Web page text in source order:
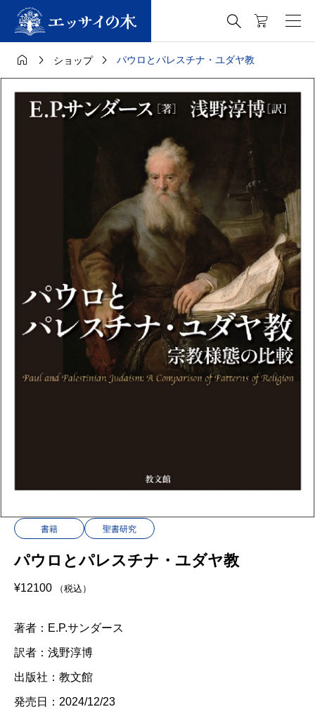

  ショップ  パウロとパレスチナ・ユダヤ教
書籍 聖書研究
パウロとパレスチナ・ユダヤ教
¥12100 （税込）
著者：E.P.サンダース
訳者：浅野淳博
出版社：教文館
発売日：2024/12/23